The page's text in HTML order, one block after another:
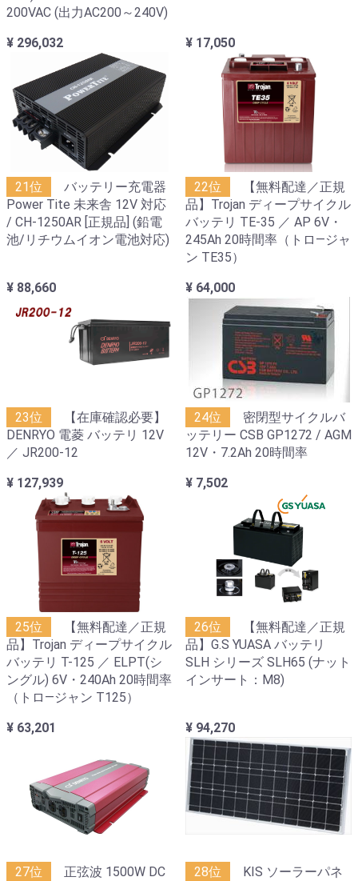
200VAC (出力AC200～240V)
¥ 296,032
¥ 17,050
21位
バッテリー充電器
Power Tite 未来舎 12V 対応
/ CH-1250AR [正規品] (鉛電
池/リチウムイオン電池対応)
¥ 88,660
22位
【無料配達／正規
品】Trojan ディープサイクル
バッテリ TE-35 ／ AP 6V・
245Ah 20時間率（トロ―ジャ
ン TE35）
¥ 64,000
23位
【在庫確認必要】
DENRYO 電菱 バッテリ 12V
／ JR200-12
¥ 127,939
24位
密閉型サイクルバ
ッテリー CSB GP1272 / AGM
12V・7.2Ah 20時間率
¥ 7,502
25位
【無料配達／正規
品】Trojan ディープサイクル
バッテリ T-125 ／ ELPT(シ
ングル) 6V・240Ah 20時間率
（トロ―ジャン T125）
¥ 63,201
26位
【無料配達／正規
品】G.S YUASA バッテリ
SLH シリーズ SLH65 (ナット
インサート：M8)
¥ 94,270
27位
正弦波 1500W DC
28位
KIS ソーラーパネ